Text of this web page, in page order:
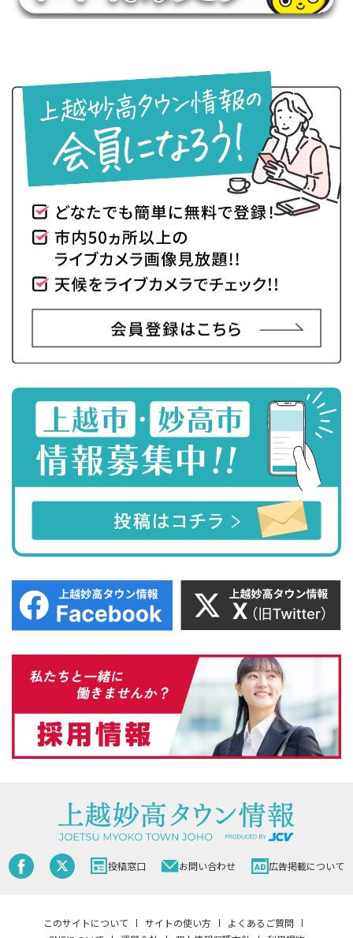
投稿窓口 お問い合わせ 広告掲載について
このサイトについて サイトの使い方
よくあるご質問